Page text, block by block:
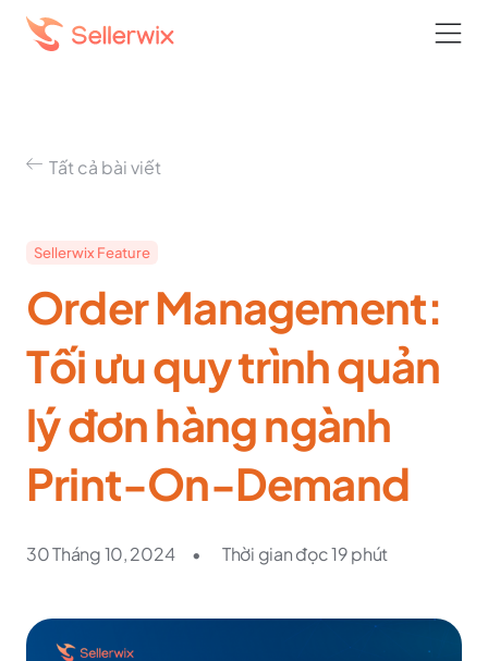
Tất cả bài viết
Sellerwix Feature
Order Management:
Tối ưu quy trình quản
lý đơn hàng ngành
Print-On-Demand
30 Tháng 10, 2024 • Thời gian đọc 19 phút